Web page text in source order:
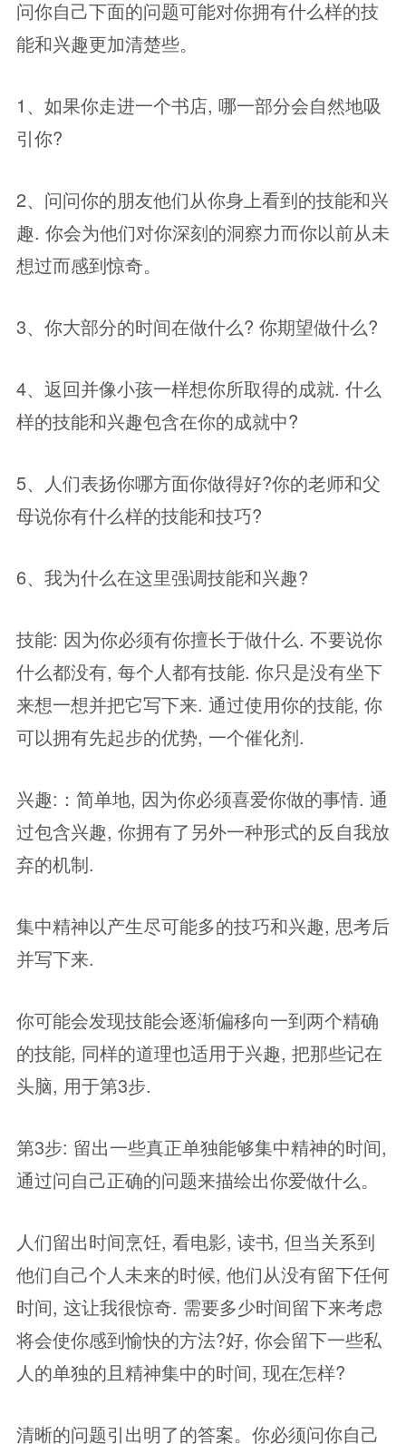
问你自己下面的问题可能对你拥有什么样的技
能和兴趣更加清楚些。
1、如果你走进一个书店, 哪一部分会自然地吸
引你?
2、问问你的朋友他们从你身上看到的技能和兴
趣. 你会为他们对你深刻的洞察力而你以前从未
想过而感到惊奇。
3、你大部分的时间在做什么? 你期望做什么?
4、返回并像小孩一样想你所取得的成就. 什么
样的技能和兴趣包含在你的成就中?
5、人们表扬你哪方面你做得好?你的老师和父
母说你有什么样的技能和技巧?
6、我为什么在这里强调技能和兴趣?
技能: 因为你必须有你擅长于做什么. 不要说你
什么都没有, 每个人都有技能. 你只是没有坐下
来想一想并把它写下来. 通过使用你的技能, 你
可以拥有先起步的优势, 一个催化剂.
兴趣:：简单地, 因为你必须喜爱你做的事情. 通
过包含兴趣, 你拥有了另外一种形式的反自我放
弃的机制.
集中精神以产生尽可能多的技巧和兴趣, 思考后
并写下来.
你可能会发现技能会逐渐偏移向一到两个精确
的技能, 同样的道理也适用于兴趣, 把那些记在
头脑, 用于第3步.
第3步: 留出一些真正单独能够集中精神的时间,
通过问自己正确的问题来描绘出你爱做什么。
人们留出时间烹饪, 看电影, 读书, 但当关系到
他们自己个人未来的时候, 他们从没有留下任何
时间, 这让我很惊奇. 需要多少时间留下来考虑
将会使你感到愉快的方法?好, 你会留下一些私
人的单独的且精神集中的时间, 现在怎样?
清晰的问题引出明了的答案。你必须问你自己